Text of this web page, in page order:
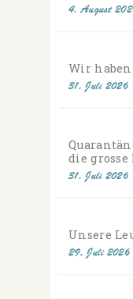
4. August
Wir
31. Juli 2026
die
31. Juli 2026
Unsere
29. Juli 2026